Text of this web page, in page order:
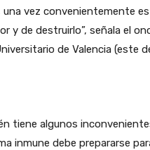
vez convenientemente
y de destruirlo”, señala el
de Valencia (este
tiene algunos
inmune debe prepararse